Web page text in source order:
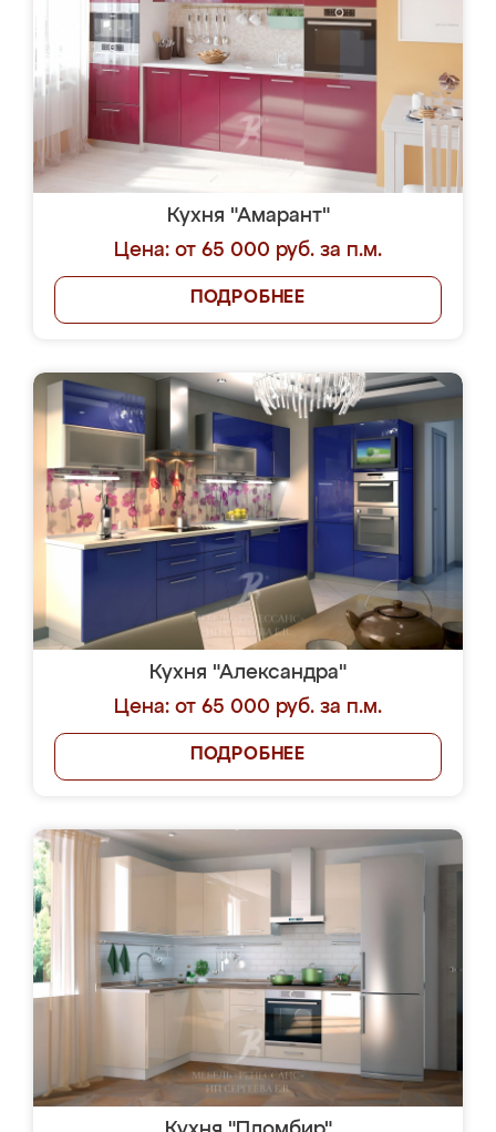
Кухня "Амарант"
Цена: от 65 000 руб. за п.м.
ПОДРОБНЕЕ
Кухня "Александра"
Цена: от 65 000 руб. за п.м.
ПОДРОБНЕЕ